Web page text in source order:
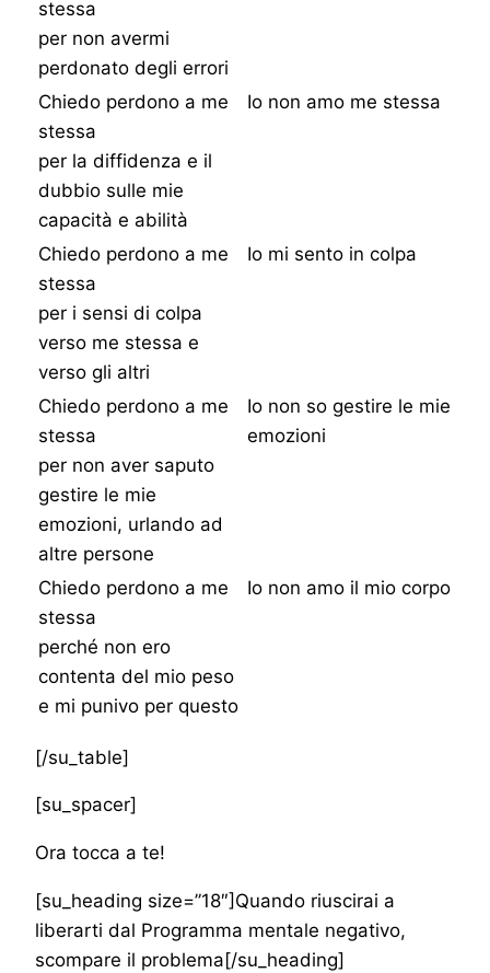
stessa
per non avermi
perdonato degli errori
Chiedo perdono a me
stessa
per la diffidenza e il
dubbio sulle mie
capacità e abilità
Io non amo me stessa
Chiedo perdono a me
stessa
per i sensi di colpa
verso me stessa e
verso gli altri
Io mi sento in colpa
Chiedo perdono a me
stessa
per non aver saputo
gestire le mie
emozioni, urlando ad
altre persone
Io non so gestire le mie
emozioni
Chiedo perdono a me
stessa
perché non ero
contenta del mio peso
e mi punivo per questo
Io non amo il mio corpo
[/su_table]
[su_spacer]
Ora tocca a te!
[su_heading size=”18″]Quando riuscirai a
liberarti dal Programma mentale negativo,
scompare il problema[/su_heading]